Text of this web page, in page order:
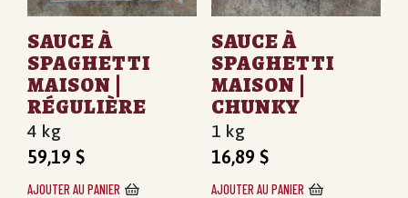
SAUCE À
SPAGHETTI
MAISON |
RÉGULIÈRE
4 kg
59,19 $
AJOUTER AU PANIER
SAUCE À
SPAGHETTI
MAISON |
CHUNKY
1 kg
16,89 $
AJOUTER AU PANIER